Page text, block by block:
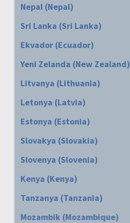
Nepal (Nepal)
Sri Lanka (Sri Lanka)
Ekvador (Ecuador)
Yeni Zelanda (New Zealand)
Litvanya (Lithuania)
Letonya (Latvia)
Estonya (Estonia)
Slovakya (Slovakia)
Slovenya (Slovenia)
Kenya (Kenya)
Tanzanya (Tanzania)
Mozambik (Mozambique)